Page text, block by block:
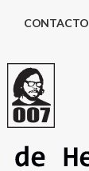
CONTACTO